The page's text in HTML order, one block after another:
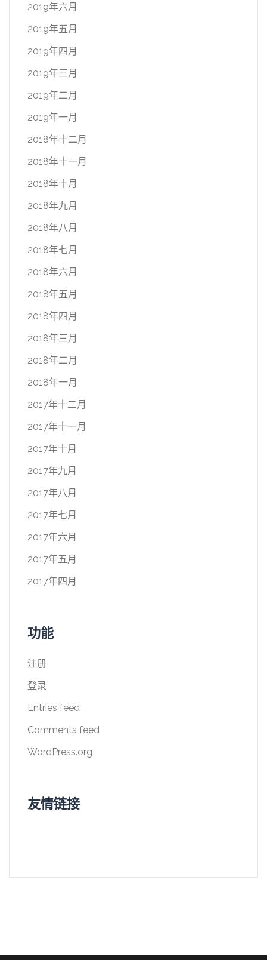
2019年六月
2019年五月
2019年四月
2019年三月
2019年二月
2019年一月
2018年十二月
2018年十一月
2018年十月
2018年九月
2018年八月
2018年七月
2018年六月
2018年五月
2018年四月
2018年三月
2018年二月
2018年一月
2017年十二月
2017年十一月
2017年十月
2017年九月
2017年八月
2017年七月
2017年六月
2017年五月
2017年四月
功能
注册
登录
Entries feed
Comments feed
WordPress.org
友情链接